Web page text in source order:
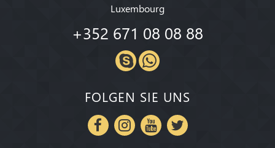
Luxembourg
+352 671 08 08 88
FOLGEN SIE UNS